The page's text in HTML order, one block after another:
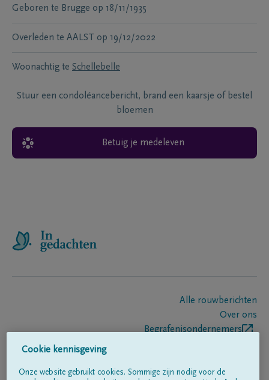
Geboren te Brugge op 18/11/1935
Overleden te AALST op 19/12/2022
Woonachtig te Schellebelle
Stuur een condoléancebericht, brand een kaarsje of bestel
bloemen
Betuig je medeleven
Alle rouwberichten
Over ons
Begrafenisondernemers
Cookie kennisgeving
Onze website gebruikt cookies. Sommige zijn nodig voor de